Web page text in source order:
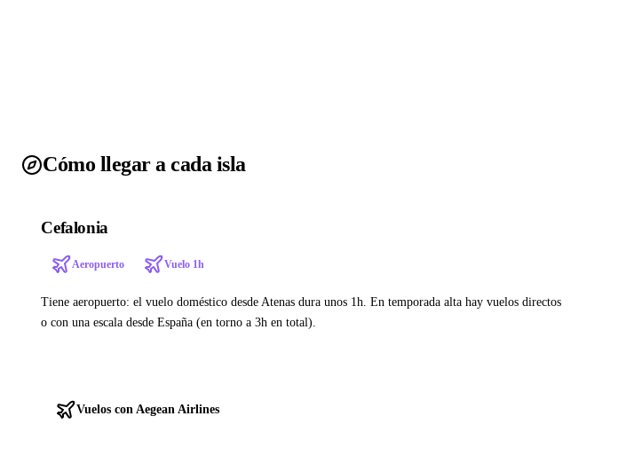
Cómo llegar a cada isla
Cefalonia
Aeropuerto Vuelo 1h
Tiene aeropuerto: el vuelo doméstico desde Atenas dura unos 1h. En temporada alta hay vuelos directos
o con una escala desde España (en torno a 3h en total).
Vuelos con Aegean Airlines